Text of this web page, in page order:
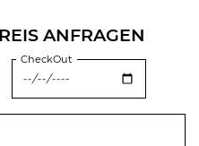
ANFRAGEN
CheckOut